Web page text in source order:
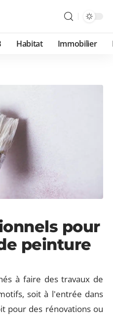
Habitat Immobilier
pour
peinture
à faire des travaux de
soit à l'entrée dans
pour des rénovations ou